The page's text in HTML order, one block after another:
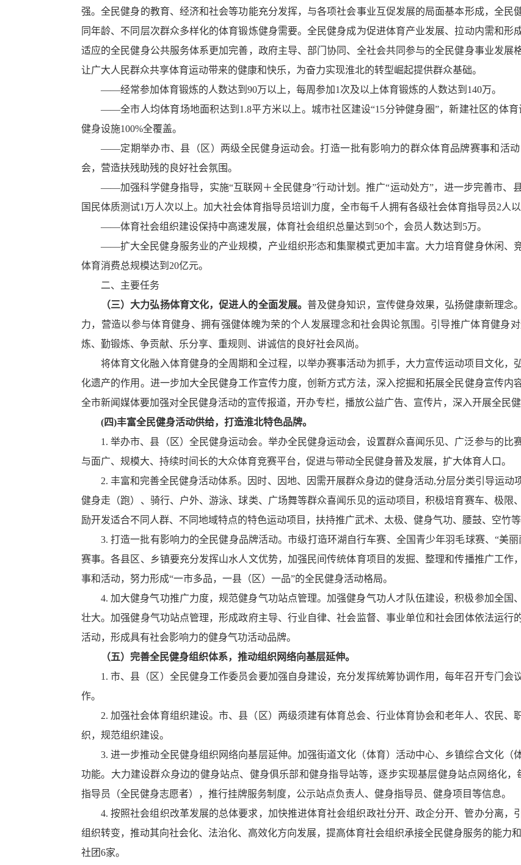
强。全民健身的教育、经济和社会等功能充分发挥，与各项社会事业互促发展的局面基本形成，全民
同年龄、不同层次群众多样化的体育锻炼健身需要。全民健身成为促进体育产业发展、拉动内需和形
适应的全民健身公共服务体系更加完善，政府主导、部门协同、全社会共同参与的全民健身事业发展
让广大人民群众共享体育运动带来的健康和快乐，为奋力实现淮北的转型崛起提供群众基础。
——经常参加体育锻炼的人数达到90万以上，每周参加1次及以上体育锻炼的人数达到140万。
——全市人均体育场地面积达到1.8平方米以上。城市社区建设“15分钟健身圈”，新建社区的体
健身设施100%全覆盖。
——定期举办市、县（区）两级全民健身运动会。打造一批有影响力的群众体育品牌赛事和活
会，营造扶残助残的良好社会氛围。
——加强科学健身指导，实施“互联网＋全民健身”行动计划。推广“运动处方”，进一步完善市、
国民体质测试1万人次以上。加大社会体育指导员培训力度，全市每千人拥有各级社会体育指导员2人以
——体育社会组织建设保持中高速发展，体育社会组织总量达到50个，会员人数达到5万。
——扩大全民健身服务业的产业规模，产业组织形态和集聚模式更加丰富。大力培育健身休闲、
体育消费总规模达到20亿元。
二、主要任务
（三）大力弘扬体育文化，促进人的全面发展。 普及健身知识，宣传健身效果，弘扬健康新理念
力，营造以参与体育健身、拥有强健体魄为荣的个人发展理念和社会舆论氛围。引导推广体育健身
炼、勤锻炼、争贡献、乐分享、重规则、讲诚信的良好社会风尚。
将体育文化融入体育健身的全周期和全过程，以举办赛事活动为抓手，大力宣传运动项目文化，
化遗产的作用。进一步加大全民健身工作宣传力度，创新方式方法，深入挖掘和拓展全民健身宣传内
全市新闻媒体要加强对全民健身活动的宣传报道，开办专栏，播放公益广告、宣传片，深入开展全民
(四)丰富全民健身活动供给，打造淮北特色品牌。
1. 举办市、县（区）全民健身运动会。举办全民健身运动会，设置群众喜闻乐见、广泛参与的
与面广、规模大、持续时间长的大众体育竞赛平台，促进与带动全民健身普及发展，扩大体育人口。
2. 丰富和完善全民健身活动体系。因时、因地、因需开展群众身边的健身活动,分层分类引导运
健身走（跑）、骑行、户外、游泳、球类、广场舞等群众喜闻乐见的运动项目，积极培育赛车、极限
励开发适合不同人群、不同地域特点的特色运动项目，扶持推广武术、太极、健身气功、腰鼓、空竹
3. 打造一批有影响力的全民健身品牌活动。市级打造环湖自行车赛、全国青少年羽毛球赛、“美
赛事。各县区、乡镇要充分发挥山水人文优势，加强民间传统体育项目的发掘、整理和传播推广工作
事和活动，努力形成“一市多品，一县（区）一品”的全民健身活动格局。
4. 加大健身气功推广力度，规范健身气功站点管理。加强健身气功人才队伍建设，积极参加全
壮大。加强健身气功站点管理，形成政府主导、行业自律、社会监督、事业单位和社会团体依法运行
活动，形成具有社会影响力的健身气功活动品牌。
（五）完善全民健身组织体系，推动组织网络向基层延伸。
1. 市、县（区）全民健身工作委员会要加强自身建设，充分发挥统筹协调作用，每年召开专门会
作。
2. 加强社会体育组织建设。市、县（区）两级须建有体育总会、行业体育协会和老年人、农民、
织，规范组织建设。
3. 进一步推动全民健身组织网络向基层延伸。加强街道文化（体育）活动中心、乡镇综合文化
功能。大力建设群众身边的健身站点、健身俱乐部和健身指导站等，逐步实现基层健身站点网络化
指导员（全民健身志愿者），推行挂牌服务制度，公示站点负责人、健身指导员、健身项目等信息。
4. 按照社会组织改革发展的总体要求，加快推进体育社会组织政社分开、政企分开、管办分离，
组织转变，推动其向社会化、法治化、高效化方向发展，提高体育社会组织承接全民健身服务的能力
社团6家。